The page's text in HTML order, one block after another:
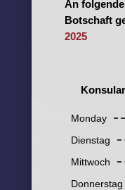
An
Botschaft
2025
Monday
Dienstag
Mittwoch
Donnerstag